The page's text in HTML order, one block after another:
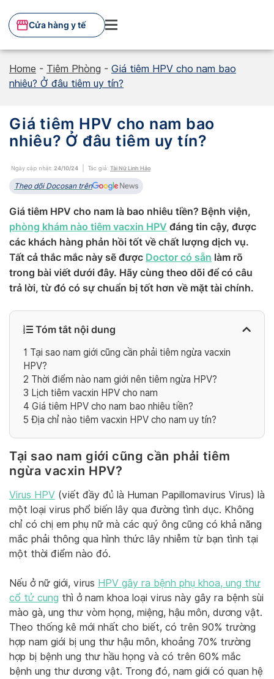
to
content
Cửa hàng y tế
Home - Tiêm Phòng - Giá tiêm HPV cho nam bao
nhiêu? Ở đâu tiêm uy tín?
Giá tiêm HPV cho nam bao
nhiêu? Ở đâu tiêm uy tín?
Ngày cập nhật: 24/10/24 Tác giả: Tài Nữ Linh Hảo
Theo dõi Docosan trên
Giá tiêm HPV cho nam là bao nhiêu tiền? Bệnh viện,
phòng khám nào tiêm vacxin HPV đáng tin cậy, được
các khách hàng phản hồi tốt về chất lượng dịch vụ.
Tất cả thắc mắc này sẽ được Doctor có sẵn làm rõ
trong bài viết dưới đây. Hãy cùng theo dõi để có câu
trả lời, từ đó có sự chuẩn bị tốt hơn về mặt tài chính.
Tóm tắt nội dung
1 Tại sao nam giới cũng cần phải tiêm ngừa vacxin
HPV?
2 Thời điểm nào nam giới nên tiêm ngừa HPV?
3 Lịch tiêm vacxin HPV cho nam
4 Giá tiêm HPV cho nam bao nhiêu tiền?
5 Địa chỉ nào tiêm vacxin HPV cho nam uy tín?
Tại sao nam giới cũng cần phải tiêm
ngừa vacxin HPV?
Virus HPV (viết đầy đủ là Human Papillomavirus Virus) là
một loại virus phổ biến lây qua đường tình dục. Không
chỉ có chị em phụ nữ mà các quý ông cũng có khả năng
mắc phải thông qua hình thức lây nhiễm từ bạn tình tại
một thời điểm nào đó.
Nếu ở nữ giới, virus HPV gây ra bệnh phụ khoa, ung thư
cổ tử cung thì ở nam khoa loại virus này gây ra bệnh sùi
mào gà, ung thư vòm họng, miệng, hậu môn, dương vật.
Theo thống kê mới nhất cho biết, có trên 90% trường
hợp nam giới bị ung thư hậu môn, khoảng 70% trường
hợp bị bệnh ung thư hầu họng và có trên 60% mắc
bệnh ung thư dương vật. Trong đó, nam giới có quan hệ